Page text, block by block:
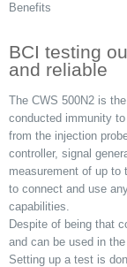
Benefits
BCI testing
and reliable
The CWS 500N2 is
conducted immunity
from the injection
controller, signal
measurement of up to
to connect and use
capabilities.
Despite of being that
and can be used in
Setting up a test is